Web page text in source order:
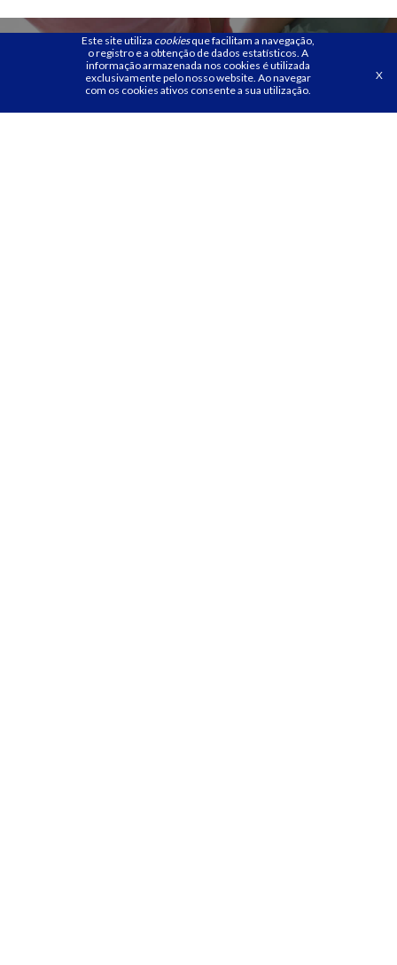
Este site utiliza cookiesque facilitam a navegação,
o registro e a obtenção de dados estatísticos.A
informação armazenada nos cookies é utilizada
exclusivamente pelo nosso website. Ao navegar
com os cookies ativos consente a sua utilização.
X
NEWSLETTER AMATO
LUSITANO - ASSOCIAÇÃO DE
DESENVOLVIMENTO